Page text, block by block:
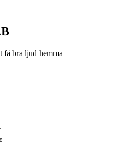
få bra ljud hemma